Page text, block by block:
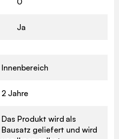
Ja
Innenbereich
2 Jahre
Das Produkt wird als
Bausatz geliefert und wird